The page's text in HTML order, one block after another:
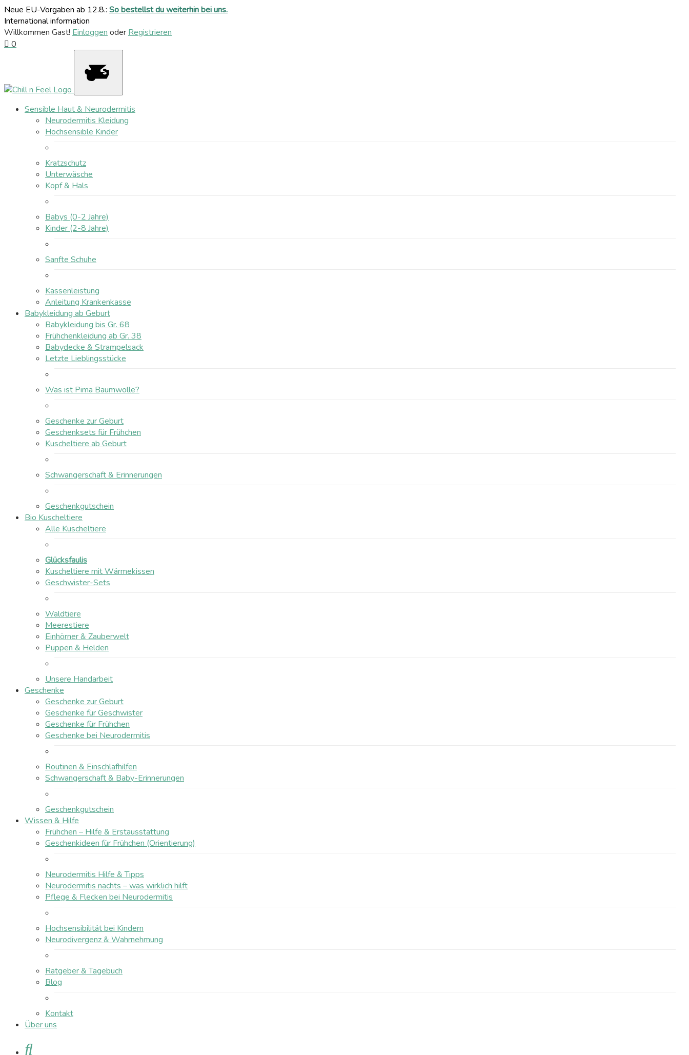
Neue EU-Vorgaben ab 12.8.: So bestellst du weiterhin bei uns.
International information
Willkommen Gast! Einloggen oder Registrieren
0
Sensible Haut & Neurodermitis
Neurodermitis Kleidung
Hochsensible Kinder
Kratzschutz
Unterwäsche
Kopf & Hals
Babys (0-2 Jahre)
Kinder (2-8 Jahre)
Sanfte Schuhe
Kassenleistung
Anleitung Krankenkasse
Babykleidung ab Geburt
Babykleidung bis Gr. 68
Frühchenkleidung ab Gr. 38
Babydecke & Strampelsack
Letzte Lieblingsstücke
Was ist Pima Baumwolle?
Geschenke zur Geburt
Geschenksets für Frühchen
Kuscheltiere ab Geburt
Schwangerschaft & Erinnerungen
Geschenkgutschein
Bio Kuscheltiere
Alle Kuscheltiere
Glücksfaulis
Kuscheltiere mit Wärmekissen
Geschwister-Sets
Waldtiere
Meerestiere
Einhörner & Zauberwelt
Puppen & Helden
Unsere Handarbeit
Geschenke
Geschenke zur Geburt
Geschenke für Geschwister
Geschenke für Frühchen
Geschenke bei Neurodermitis
Routinen & Einschlafhilfen
Schwangerschaft & Baby-Erinnerungen
Geschenkgutschein
Wissen & Hilfe
Frühchen – Hilfe & Erstausstattung
Geschenkideen für Frühchen (Orientierung)
Neurodermitis Hilfe & Tipps
Neurodermitis nachts – was wirklich hilft
Pflege & Flecken bei Neurodermitis
Hochsensibilität bei Kindern
Neurodivergenz & Wahrnehmung
Ratgeber & Tagebuch
Blog
Kontakt
Über uns
Suche